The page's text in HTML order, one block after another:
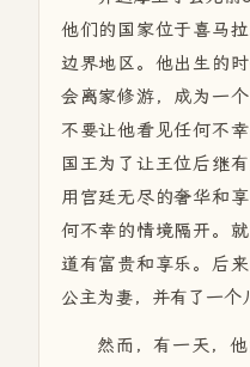
他们的国家位于喜马
边界地区。他出生的
会离家修游，成为一
不要让他看见任何不
国王为了让王位后继
用宫廷无尽的奢华和
何不幸的情境隔开。
道有富贵和享乐。后
公主为妻，并有了一个
然而，有一天，